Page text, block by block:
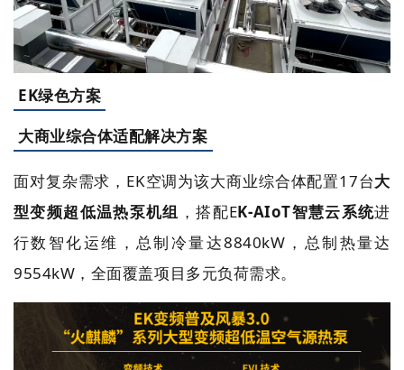
EK绿色方案
大商业综合体适配解决方案
面对复杂需求，EK空调为该大商业综合体配置17台大
型变频超低温热泵机组 ，搭配EK-AIoT智慧云系统进
行数智化运维，总制冷量达8840kW，总制热量达
9554kW ，全面覆盖项目多元负荷需求。